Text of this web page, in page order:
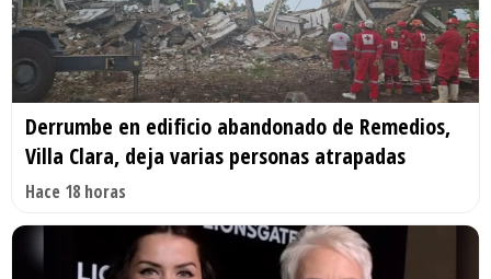
Derrumbe en edificio abandonado de Remedios,
Villa Clara, deja varias personas atrapadas
Hace 18 horas